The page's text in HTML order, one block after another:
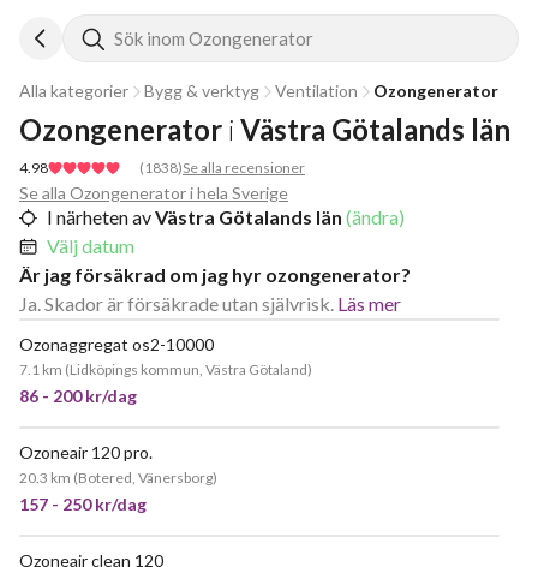
Sök inom Ozongenerator
Alla kategorier Bygg & verktyg Ventilation Ozongenerator
4.98 ( 1838)Se alla recensioner
Ozongenerator i Västra Götalands län
Se alla Ozongenerator i hela Sverige
I närheten avVästra Götalands län (ändra)
Välj datum
Är jag försäkrad om jag hyr ozongenerator?
Ja. Skador är försäkrade utan självrisk. Läs mer
Ozonaggregat os2-10000
7.1 km (Lidköpings kommun, Västra Götaland)
86 - 200 kr/dag
Ozoneair 120 pro.
20.3 km (Botered, Vänersborg)
157 - 250 kr/dag
Ozoneair clean 120